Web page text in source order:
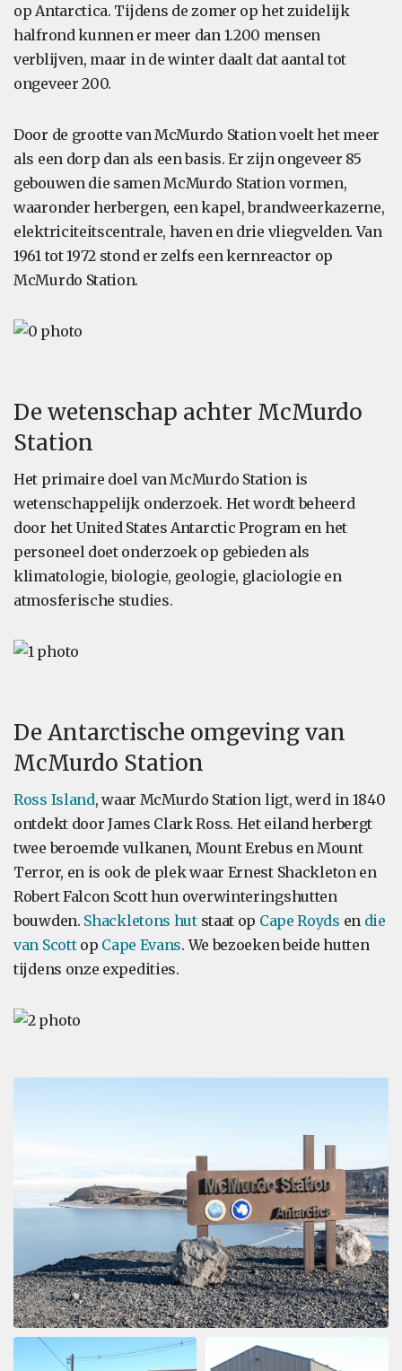
op Antarctica. Tijdens de zomer op het zuidelijk
halfrond kunnen er meer dan 1.200 mensen
verblijven, maar in de winter daalt dat aantal tot
ongeveer 200.
Door de grootte van McMurdo Station voelt het meer
als een dorp dan als een basis. Er zijn ongeveer 85
gebouwen die samen McMurdo Station vormen,
waaronder herbergen, een kapel, brandweerkazerne,
elektriciteitscentrale, haven en drie vliegvelden. Van
1961 tot 1972 stond er zelfs een kernreactor op
McMurdo Station.
De wetenschap achter McMurdo
Station
Het primaire doel van McMurdo Station is
wetenschappelijk onderzoek. Het wordt beheerd
door het United States Antarctic Program en het
personeel doet onderzoek op gebieden als
klimatologie, biologie, geologie, glaciologie en
atmosferische studies.
De Antarctische omgeving van
McMurdo Station
Ross Island, waar McMurdo Station ligt, werd in 1840
ontdekt door James Clark Ross. Het eiland herbergt
twee beroemde vulkanen, Mount Erebus en Mount
Terror, en is ook de plek waar Ernest Shackleton en
Robert Falcon Scott hun overwinteringshutten
bouwden. Shackletons hutstaat op Cape Royds en die
van Scottop Cape Evans. We bezoeken beide hutten
tijdens onze expedities.